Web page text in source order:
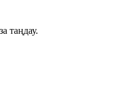
таңдау.